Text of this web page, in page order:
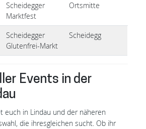
Scheidegger
Marktfest
Ortsmitte
Scheidegger
Glutenfrei-Markt
Scheidegg
Events in der
euch in Lindau und der näheren
die ihresgleichen sucht. Ob ihr